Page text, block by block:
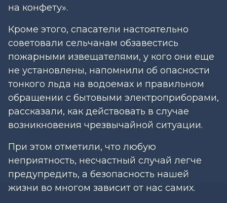
на конфету».
Кроме этого, спасатели настоятельно
советовали сельчанам обзавестись
пожарными извещателями, у кого они еще
не установлены, напомнили об опасности
тонкого льда на водоемах и правильном
обращении с бытовыми электроприборами,
рассказали, как действовать в случае
возникновения чрезвычайной ситуации.
При этом отметили, что любую
неприятность, несчастный случай легче
предупредить, а безопасность нашей
жизни во многом зависит от нас самих.